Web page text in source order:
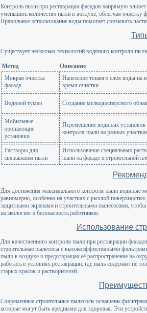
Контроль пыли при реставрации фасадов напрямую
уменьшить количество пыли в воздухе, облегчая
Правильное использование воды помогает связывать
Существует несколько технологий водяного контроля
Метод Описание
Мокрая очистка
фасада
Нанесение тонкого слоя воды на
время очистки
Водяной туман Создание мелкодисперсного
Мобильные
орошающие
установки
Перемещение водяных установок
контроля пыли на разных
Растворы для
связывания пыли
Использование специальных
пыли на фасаде и строительной
Для достижения максимального контроля пыли водяные
равномерно, особенно на участках с рыхлой
защитными экранами и строительными пылесосами,
на экологию и безопасность работников.
Использование
Для качественного контроля пыли при реставрации
строительные пылесосы с высокоэффективными
пыли в воздухе и предотвращая её распространение на
работать в условиях реставрации, где пыль содержит не
старых красок и растворителей.
Современные строительные пылесосы оснащены
которые могут быть вредными для здоровья. Эти